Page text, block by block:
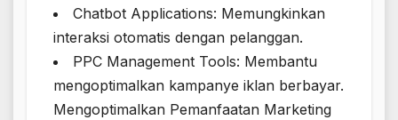
Chatbot Applications: Memungkinkan
interaksi otomatis dengan pelanggan.
PPC Management Tools: Membantu
mengoptimalkan kampanye iklan berbayar.
Mengoptimalkan Pemanfaatan Marketing